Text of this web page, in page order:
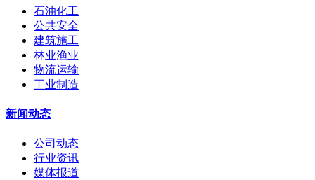
石油化工
公共安全
建筑施工
林业渔业
物流运输
工业制造
新闻动态
公司动态
行业资讯
媒体报道